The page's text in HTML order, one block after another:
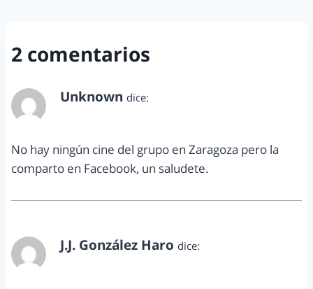
2 comentarios
Unknown dice:
No hay ningún cine del grupo en Zaragoza pero la
comparto en Facebook, un saludete.
J.J. González Haro dice: